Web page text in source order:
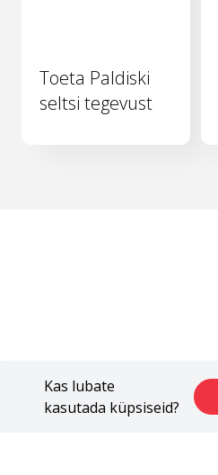
Kas lubate
kasutada küpsiseid?
Toeta Paldiski
seltsi tegevust